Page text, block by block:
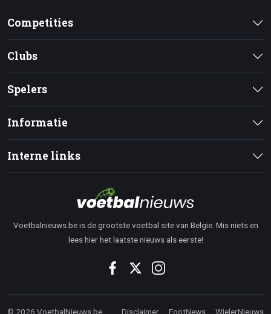
Competities
Clubs
Spelers
Informatie
Interne links
Voetbalnieuws.be is de grootste voetbal site van Belgie. Mis niets en
lees hier het laatste nieuws als eerste!
© 2026 VoetbalNieuws.be Disclaimer FootNews WielerNieuws